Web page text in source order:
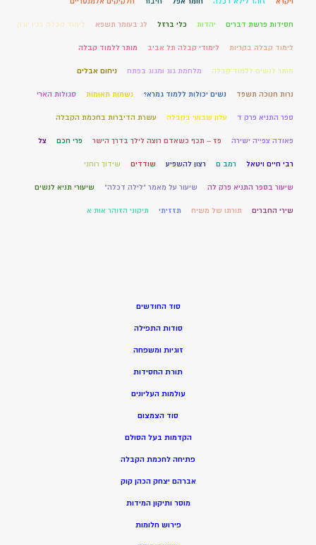
חסידות פרשת דברים יהדות כלי ברזל לג בעומר תשפא לימוד קבלה בניו יורק
לימוד קבלה בקריות לימודי קבלה תל אביב מותר ללמוד קבלה
מותר לנשים ללמוד קבלה מלחמת גוג ומגוג בפתח ניחום אבלים
נרות חנוכה תשפד נשים יכולות ללמוד גמרא? נשמות תאומות סגולות הארי
ספר התניא פרק ד עלון שבועי בקבלה עשרת הדיברות בחכמת הקבלה
פאודה צפייה ישירה פז – תכף כשאדם רוצה לילך בדרך הישר פרי חכם צל
רבי חיים ויטאל רמב ם רצון להשפיע שודדים שידוך רוחני
שיעור בספר התניא פרק לה שיעור על מאמר "לילה דכלה" שיעורי תניא לנשים
שירי החברים תורתו של משיח תזזיתי תיקוני הזוהר אות א
סוד החודשים
סודות התפילה
זוגיות ומשפחה
תורת החסידות
עולמות העליונים
סוד הצמצום
הקדמות בעל הסולם
פתיחה לחכמת הקבלה
אברהם יצחק הכהן קוק
מוסר ותיקון המידות
פירוש חלומות